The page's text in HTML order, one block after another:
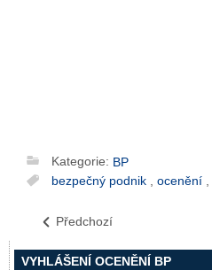
Kategorie: BP
bezpečný podnik , ocenění ,
Předchozí
VYHLÁŠENÍ OCENĚNÍ BP